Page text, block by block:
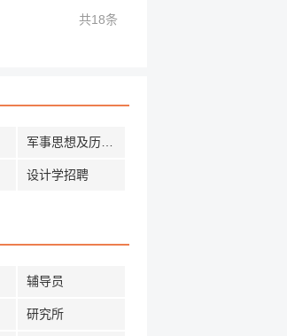
共18条
设计学招聘
辅导员
研究所